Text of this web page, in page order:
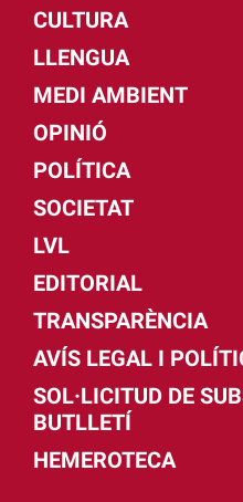
CULTURA
LLENGUA
MEDI AMBIENT
OPINIÓ
POLÍTICA
SOCIETAT
LVL
EDITORIAL
TRANSPARÈNCIA
AVÍS LEGAL I
SOL·LICITUD DE
BUTLLETÍ
HEMEROTECA